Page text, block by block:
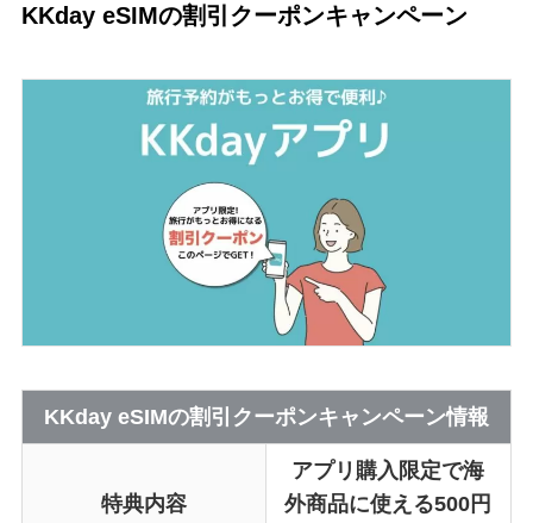
KKday eSIMの割引クーポンキャンペーン
KKday eSIMの割引クーポンキャンペーン情報
特典内容
アプリ購入限定で海
外商品に使える500円